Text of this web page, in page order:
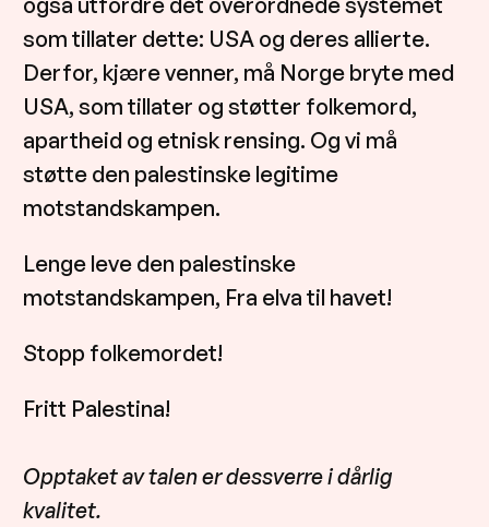
som tillater dette: USA og deres allierte.
Derfor, kjære venner, må Norge bryte med
USA, som tillater og støtter folkemord,
apartheid og etnisk rensing. Og vi må
støtte den palestinske legitime
motstandskampen.
Lenge leve den palestinske
motstandskampen, Fra elva til havet!
Stopp folkemordet!
Fritt Palestina!
Opptaket av talen er dessverre i dårlig
kvalitet.